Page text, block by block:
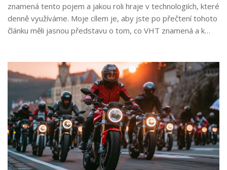
znamená tento pojem a jakou roli hraje v technologiích, které
denně využíváme. Moje cílem je, aby jste po přečtení tohoto
článku měli jasnou představu o tom, co VHT znamená a k